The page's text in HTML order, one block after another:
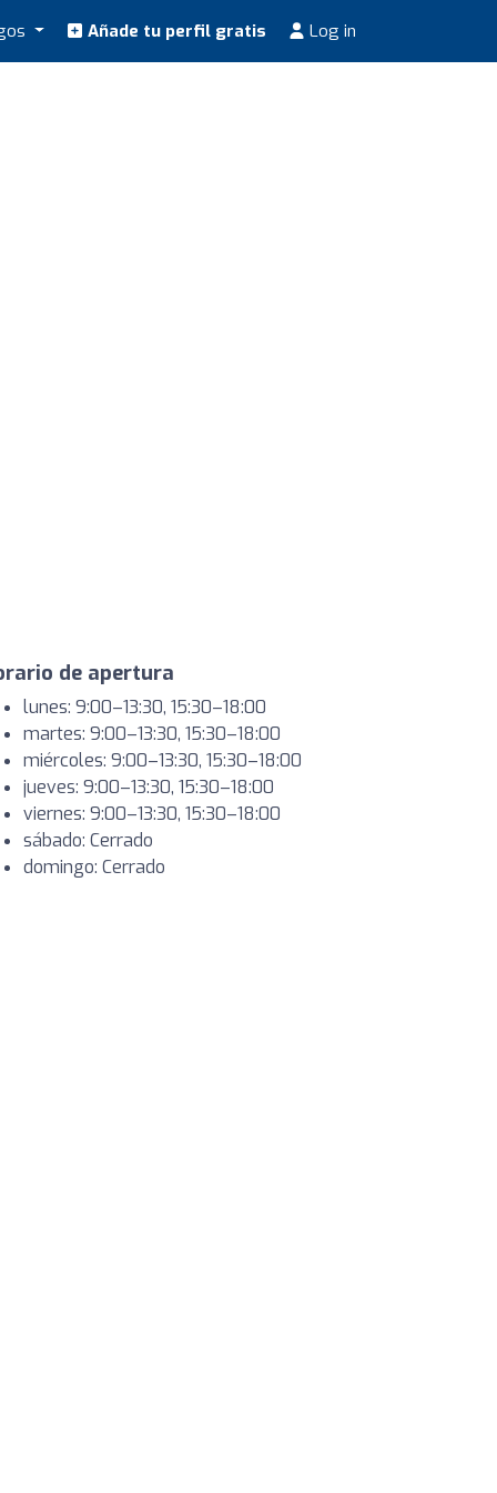
Añade tu perfil gratis Log in
de apertura
lunes: 9:00–13:30, 15:30–18:00
martes: 9:00–13:30, 15:30–18:00
miércoles: 9:00–13:30, 15:30–18:00
jueves: 9:00–13:30, 15:30–18:00
viernes: 9:00–13:30, 15:30–18:00
sábado: Cerrado
domingo: Cerrado